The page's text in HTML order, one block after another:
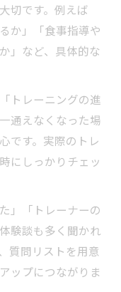
切です。例えば
か」「食事指導や
」など、具体的な
トレーニングの進
通えなくなった場
です。実際のトレ
にしっかりチェッ
」「トレーナーの
験談も多く聞かれ
質問リストを用意
ップにつながりま